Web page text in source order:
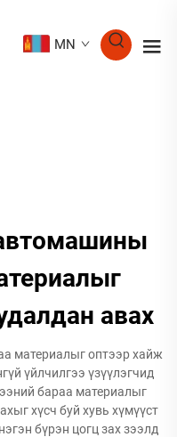
MN
авах
материалыг оптээр хайж
үйлчилгээ үзүүлэгчид
бараа материалыг
хүсч буй хувь хүмүүст
бүрэн цогц зах зээлд